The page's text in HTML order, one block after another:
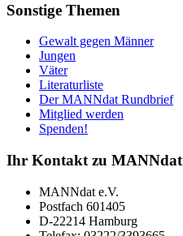
Sonstige Themen
Gewalt gegen Männer
Jungen
Väter
Literaturliste
Der MANNdat Rundbrief
Mitglied werden
Spenden!
Ihr Kontakt zu MANNdat
MANNdat e.V.
Postfach 601405
D-22214 Hamburg